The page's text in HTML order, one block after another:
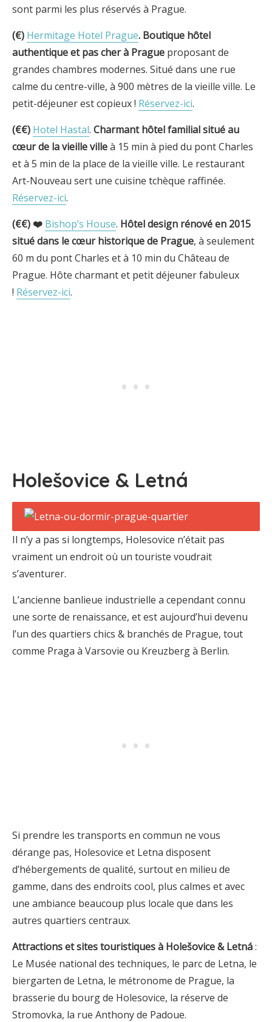
sont parmi les plus réservés à Prague.
(€) Hermitage Hotel Prague. Boutique hôtel
authentique et pas cher à Prague proposant de
grandes chambres modernes. Situé dans une rue
calme du centre-ville, à 900 mètres de la vieille ville. Le
petit-déjeuner est copieux ! Réservez-ici.
(€€) Hotel Hastal. Charmant hôtel familialsitué au
cœur de la vieille villeà 15 min à pied du pont Charles
et à 5 min de la place de la vieille ville. Le restaurant
Art-Nouveau sert une cuisine tchèque raffinée.
Réservez-ici.
(€€) ❤️ Bishop’s House. Hôtel design rénové en 2015
situé dans le cœur historique de Prague, à seulement
60 m du pont Charles et à 10 min du Château de
Prague. Hôte charmant et petit déjeuner fabuleux
! Réservez-ici.
Holešovice & Letná
Il n’y a pas si longtemps, Holesovice n’était pas
vraiment un endroit où un touriste voudrait
s’aventurer.
L’ancienne banlieue industrielle a cependant connu
une sorte de renaissance, et est aujourd’hui devenu
l’un des quartiers chics & branchés de Prague, tout
comme Praga à Varsovie ou Kreuzberg à Berlin.
Si prendre les transports en commun ne vous
dérange pas, Holesovice et Letna disposent
d’hébergements de qualité, surtout en milieu de
gamme, dans des endroits cool, plus calmes et avec
une ambiance beaucoup plus locale que dans les
autres quartiers centraux.
Attractions et sites touristiques à Holešovice & Letná:
Le Musée national des techniques, le parc de Letna, le
biergarten de Letna, le métronome de Prague, la
brasserie du bourg de Holesovice, la réserve de
Stromovka, la rue Anthony de Padoue.